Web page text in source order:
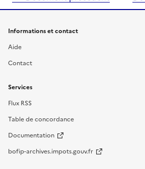
Informations et contact
Aide
Contact
Services
Flux RSS
Table de concordance
Documentation
bofip-archives.impots.gouv.fr